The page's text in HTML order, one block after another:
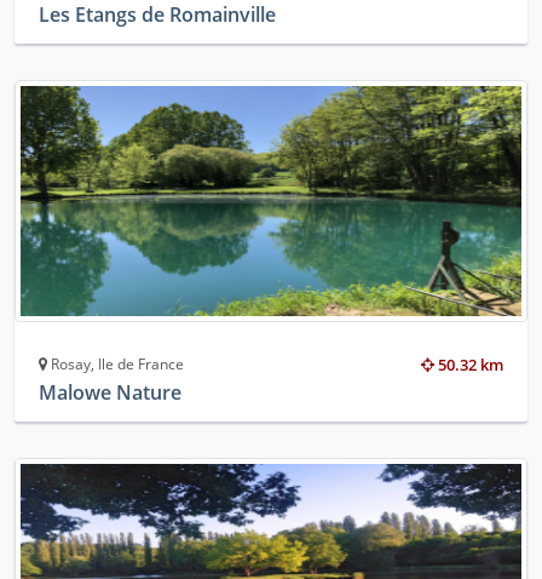
Les Etangs de Romainville
50.32 km
Rosay, Ile de France
Malowe Nature